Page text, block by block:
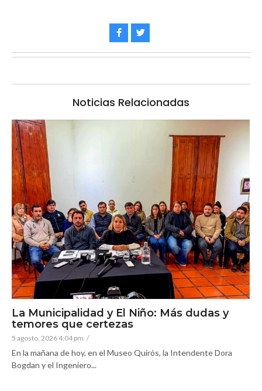
Noticias Relacionadas
La Municipalidad y El Niño: Más dudas y
temores que certezas
5 agosto, 2026 4:04 pm /
En la mañana de hoy, en el Museo Quirós, la Intendente Dora
Bogdan y el Ingeniero...